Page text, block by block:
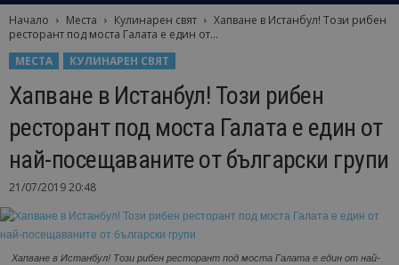
Начало Места Кулинарен свят
Хапване в Истанбул! Този рибен
ресторант под моста Галата е един от...
МЕСТА
КУЛИНАРЕН СВЯТ
Хапване в Истанбул! Този рибен
ресторант под моста Галата е един от
най-посещаваните от български групи
21/07/2019 20:48
Хапване в Истанбул! Този рибен ресторант под моста Галата е един от най-